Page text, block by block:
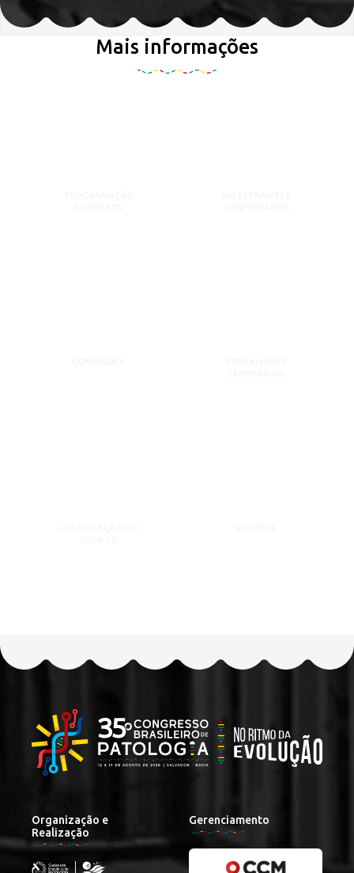
Mais informações
Organização e
Realização
Gerenciamento